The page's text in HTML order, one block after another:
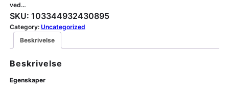
ved…
SKU: 103344932430895
Category: Uncategorized
Beskrivelse
Beskrivelse
Egenskaper